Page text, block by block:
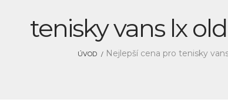
tenisky vans lx
ÚVOD Nejlepší cena pro tenisky